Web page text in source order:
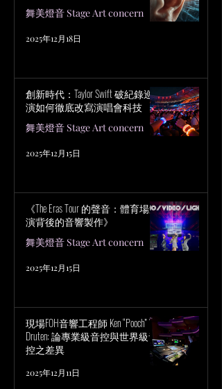
舞美燈音 Stage Art concern
2025年12月18日
創新時代：Taylor Swift 破紀錄巡
演如何徹底改寫演唱會科技
舞美燈音 Stage Art concern
2025年12月15日
《The Eras Tour 的聲音：體育場巡
演背後的音響製作》
舞美燈音 Stage Art concern
2025年12月15日
現場FOH音響工程師 Ken “Pooch” Van
Druten: 論專業級音控與世界級音
控之差異
2025年12月11日